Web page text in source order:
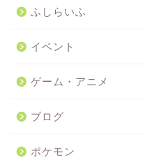
ふしらいふ
イベント
ゲーム・アニメ
ブログ
ポケモン